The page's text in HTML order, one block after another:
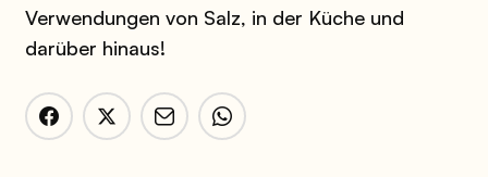
Verwendungen von Salz, in der Küche und
darüber hinaus!